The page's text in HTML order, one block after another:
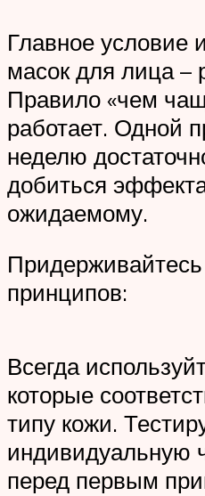
Главное условие
масок для лица –
Правило «чем
работает. Одной
неделю
добиться
ожидаемому.
принципов:
Всегда
которые
типу кожи.
индивидуальную
перед первым